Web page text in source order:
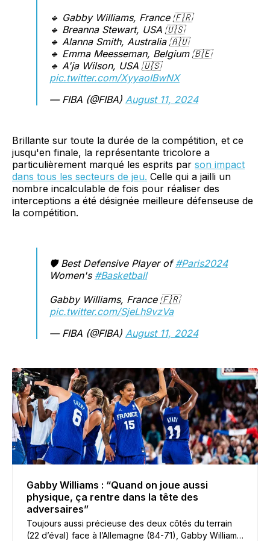
🔹 Gabby Williams, France 🇫🇷
🔹 Breanna Stewart, USA 🇺🇸
🔹 Alanna Smith, Australia 🇦🇺
🔹 Emma Meesseman, Belgium 🇧🇪
🔹 A'ja Wilson, USA 🇺🇸
pic.twitter.com/XyyaoIBwNX
— FIBA (@FIBA) August 11, 2024
Brillante sur toute la durée de la compétition, et ce
jusqu'en finale, la représentante tricolore a
particulièrement marqué les esprits par son impact
dans tous les secteurs de jeu. Celle qui a jailli un
nombre incalculable de fois pour réaliser des
interceptions a été désignée meilleure défenseuse de
la compétition.
🛡️ Best Defensive Player of#Paris2024
Women's #Basketball
Gabby Williams, France 🇫🇷
pic.twitter.com/SjeLh9vzVa
— FIBA (@FIBA) August 11, 2024
Gabby Williams : “Quand on joue aussi
physique, ça rentre dans la tête des
adversaires”
Toujours aussi précieuse des deux côtés du terrain
(22 d’éval) face à l’Allemagne (84-71), Gabby Williams